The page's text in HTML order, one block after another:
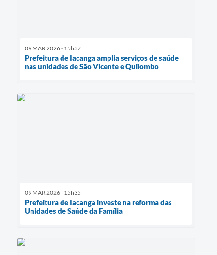
09 MAR 2026 - 15h37
Prefeitura de Iacanga amplia serviços de saúde
nas unidades de São Vicente e Quilombo
09 MAR 2026 - 15h35
Prefeitura de Iacanga investe na reforma das
Unidades de Saúde da Família